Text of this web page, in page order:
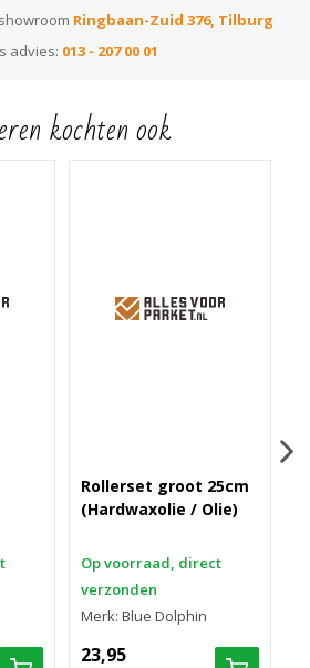
Ringbaan-Zuid 376, Tilburg
advies: 013 - 207 00 01
kochten ook
Rollerset groot 25cm
(Hardwaxolie / Olie)
Op voorraad, direct
verzonden
Merk: Blue Dolphin
23,95